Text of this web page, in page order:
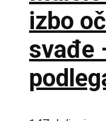
izbo
svađe